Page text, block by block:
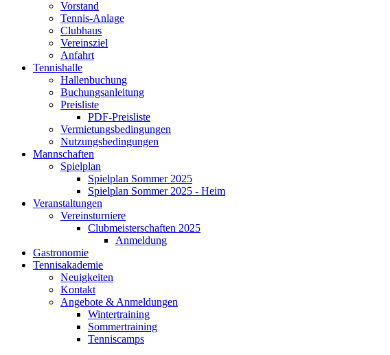
Vorstand
Tennis-Anlage
Clubhaus
Vereinsziel
Anfahrt
Tennishalle
Hallenbuchung
Buchungsanleitung
Preisliste
PDF-Preisliste
Vermietungsbedingungen
Nutzungsbedingungen
Mannschaften
Spielplan
Spielplan Sommer 2025
Spielplan Sommer 2025 - Heim
Veranstaltungen
Vereinsturniere
Clubmeisterschaften 2025
Anmeldung
Gastronomie
Tennisakademie
Neuigkeiten
Kontakt
Angebote & Anmeldungen
Wintertraining
Sommertraining
Tenniscamps